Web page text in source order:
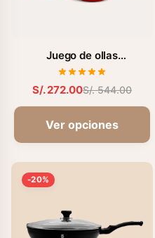
Juego de ollas
antiadherentes de 11 pzs
(FZ-1625T-2)
S/. 272.00S/. 544.00
Ver opciones
-20%